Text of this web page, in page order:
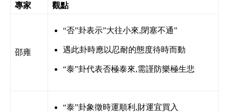
專家 觀點
邵雍
“否”卦表示”大往小來,閉塞不通”
遇此卦時應以忍耐的態度待時而動
“泰”卦代表否極泰來,需謹防樂極生悲
“泰”卦象徵時運順利,財運宜買入